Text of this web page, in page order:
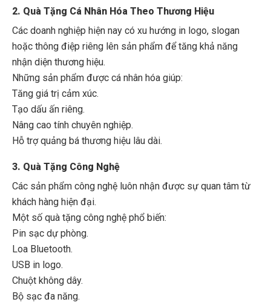
2. Quà Tặng Cá Nhân Hóa Theo Thương Hiệu
Các doanh nghiệp hiện nay có xu hướng in logo, slogan
hoặc thông điệp riêng lên sản phẩm để tăng khả năng
nhận diện thương hiệu.
Những sản phẩm được cá nhân hóa giúp:
Tăng giá trị cảm xúc.
Tạo dấu ấn riêng.
Nâng cao tính chuyên nghiệp.
Hỗ trợ quảng bá thương hiệu lâu dài.
3. Quà Tặng Công Nghệ
Các sản phẩm công nghệ luôn nhận được sự quan tâm từ
khách hàng hiện đại.
Một số quà tặng công nghệ phổ biến:
Pin sạc dự phòng.
Loa Bluetooth.
USB in logo.
Chuột không dây.
Bộ sạc đa năng.